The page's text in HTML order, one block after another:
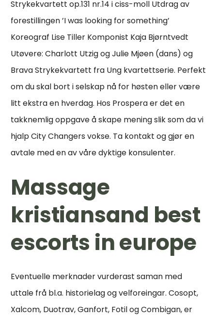
Strykekvartett op.131 nr.14 i ciss-moll Utdrag av
forestillingen ’I was looking for something’
Koreograf Lise Tiller Komponist Kaja Bjørntvedt
Utøvere: Charlott Utzig og Julie Mjøen (dans) og
Brava Strykekvartett fra Ung kvartettserie. Perfekt
om du skal bort i selskap nå for høsten eller være
litt ekstra en hverdag. Hos Prospera er det en
takknemlig oppgave å skape mening slik som da vi
hjalp City Changers vokse. Ta kontakt og gjør en
avtale med en av våre dyktige konsulenter.
Massage
kristiansand best
escorts in europe
Eventuelle merknader vurderast saman med
uttale frå bl.a. historielag og velforeingar. Cosopt,
Xalcom, Duotrav, Ganfort, Fotil og Combigan, er